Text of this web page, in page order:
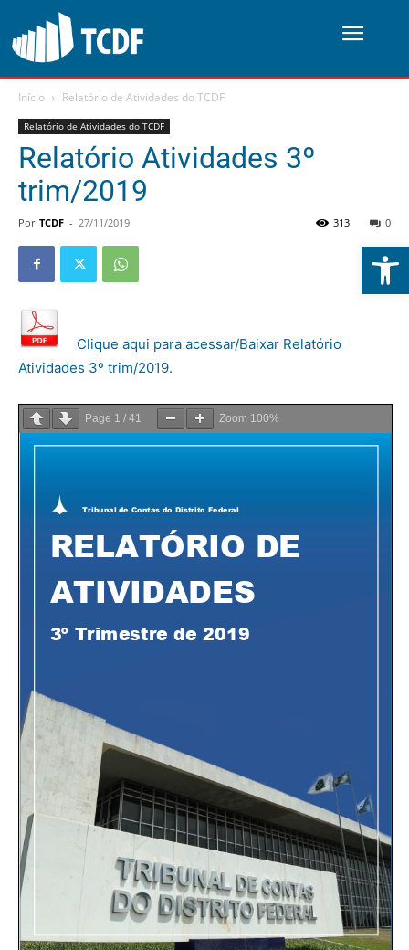
Abrir
Início Relatório de Atividades do TCDF
Relatório de Atividades do TCDF
Relatório Atividades 3º
trim/2019
Por TCDF - 27/11/2019 0
313
Clique aqui para acessar/Baixar Relatório
Atividades 3º trim/2019.
Page 1 / 41 Zoom 100%